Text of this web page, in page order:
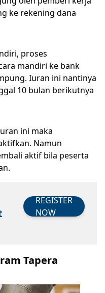
ke rekening dana
proses
mandiri ke bank
Iuran ini nantinya
10 bulan berikutnya
ini maka
Namun
aktif bila peserta
REGISTER
NOW
Tapera